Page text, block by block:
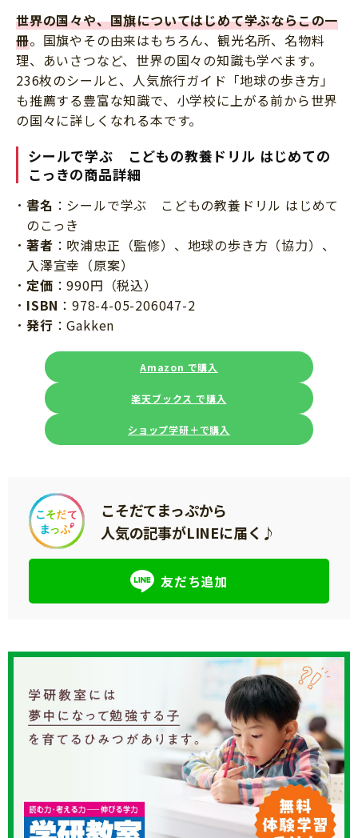
世界の国々や、国旗についてはじめて学ぶならこの一
冊。国旗やその由来はもちろん、観光名所、名物料
理、あいさつなど、世界の国々の知識も学べます。
236枚のシールと、人気旅行ガイド「地球の歩き方」
も推薦する豊富な知識で、小学校に上がる前から世界
の国々に詳しくなれる本です。
シールで学ぶ こどもの教養ドリル はじめての
こっきの商品詳細
書名 ：シールで学ぶ こどもの教養ドリル はじめて
のこっき
著者 ：吹浦忠正（監修）、地球の歩き方（協力）、
入澤宣幸（原案）
定価 ：990円（税込）
ISBN ：978-4-05-206047-2
発行 ：Gakken
Amazon で購入
楽天ブックス で購入
ショップ学研＋で購入
こそだてまっぷから
人気の記事がLINEに届く♪
友だち追加